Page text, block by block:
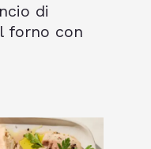
di
forno con